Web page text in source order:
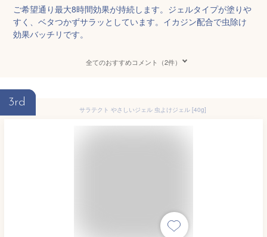
ご希望通り最大8時間効果が持続します。ジェルタイプが塗りや
すく、ベタつかずサラッとしています。イカジン配合で虫除け
効果バッチリです。
全てのおすすめコメント（2件）
3rd
サラテクト やさしいジェル 虫よけジェル [40g]